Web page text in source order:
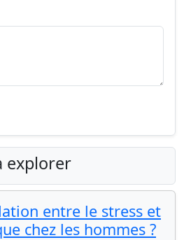
explorer
entre le stress et
chez les hommes ?